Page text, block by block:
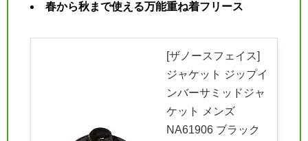
春から秋まで使える万能重ね着フリース
[ザノースフェイス]
ジャケット ジップイ
ンバーサミッドジャ
ケット メンズ
NA61906 ブラック